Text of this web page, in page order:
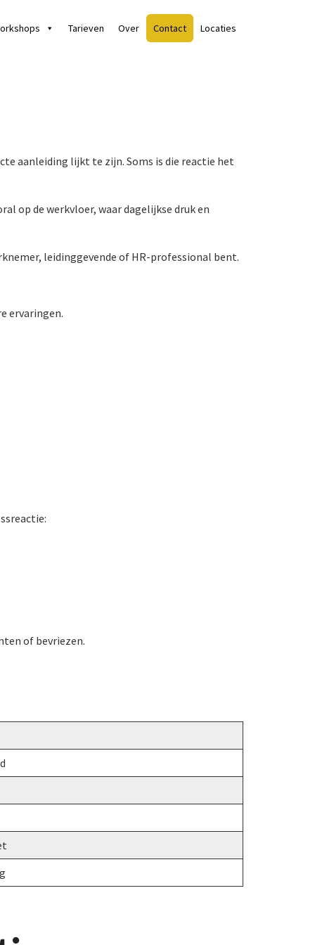
Tarieven Over Contact Locaties
aanleiding lijkt te zijn. Soms is die reactie het
op de werkvloer, waar dagelijkse druk en
leidinggevende of HR-professional bent.
ervaringen.
of bevriezen.